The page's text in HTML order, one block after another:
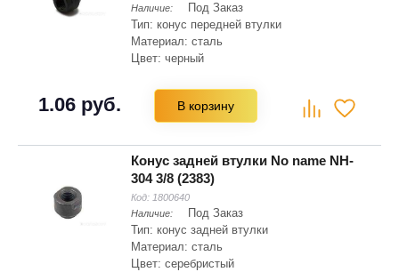
Наличие:
Под Заказ
Тип: конус передней втулки
Материал: сталь
Цвет: черный
1.06 руб. В корзину
Конус задней втулки No name NH-
304 3/8 (2383)
Код: 1800640
Наличие:
Под Заказ
Тип: конус задней втулки
Материал: сталь
Цвет: серебристый